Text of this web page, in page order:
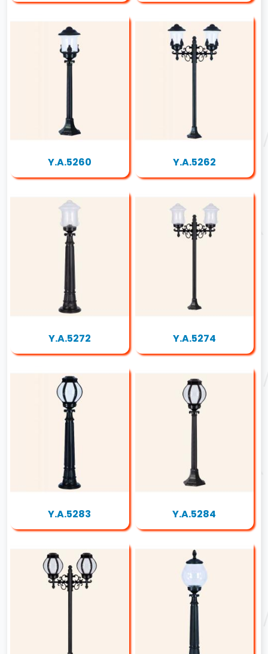
Y.A.5260 Y.A.5262
Y.A.5272 Y.A.5274
Y.A.5283 Y.A.5284